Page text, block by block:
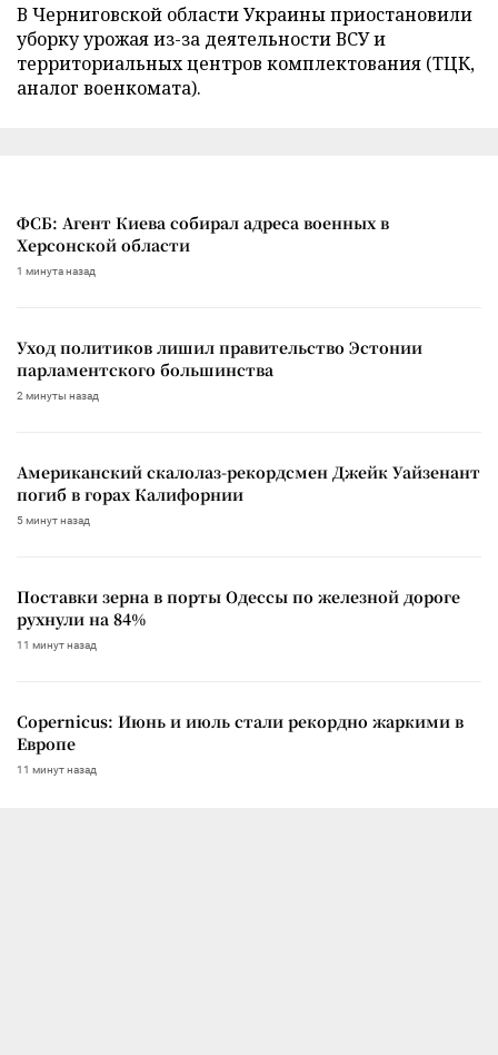
В Черниговской области Украины приостановили
уборку урожая из-за деятельности ВСУ и
территориальных центров комплектования (ТЦК,
аналог военкомата).
ФСБ: Агент Киева собирал адреса военных в
Херсонской области
1 минута назад
Уход политиков лишил правительство Эстонии
парламентского большинства
2 минуты назад
Американский скалолаз-рекордсмен Джейк Уайзенант
погиб в горах Калифорнии
5 минут назад
Поставки зерна в порты Одессы по железной дороге
рухнули на 84%
11 минут назад
Copernicus: Июнь и июль стали рекордно жаркими в
Европе
11 минут назад